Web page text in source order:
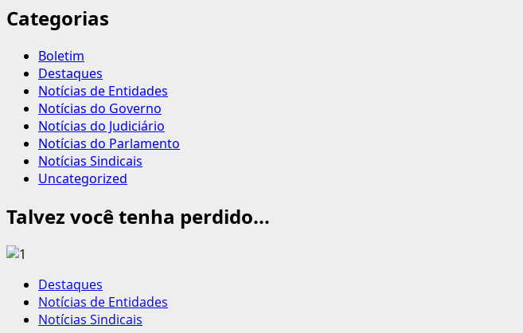
Categorias
Boletim
Destaques
Notícias de Entidades
Notícias do Governo
Notícias do Judiciário
Notícias do Parlamento
Notícias Sindicais
Uncategorized
Talvez você tenha perdido...
Destaques
Notícias de Entidades
Notícias Sindicais